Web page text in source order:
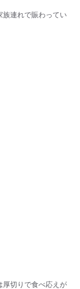
族連れで賑わってい
厚切りで食べ応えが